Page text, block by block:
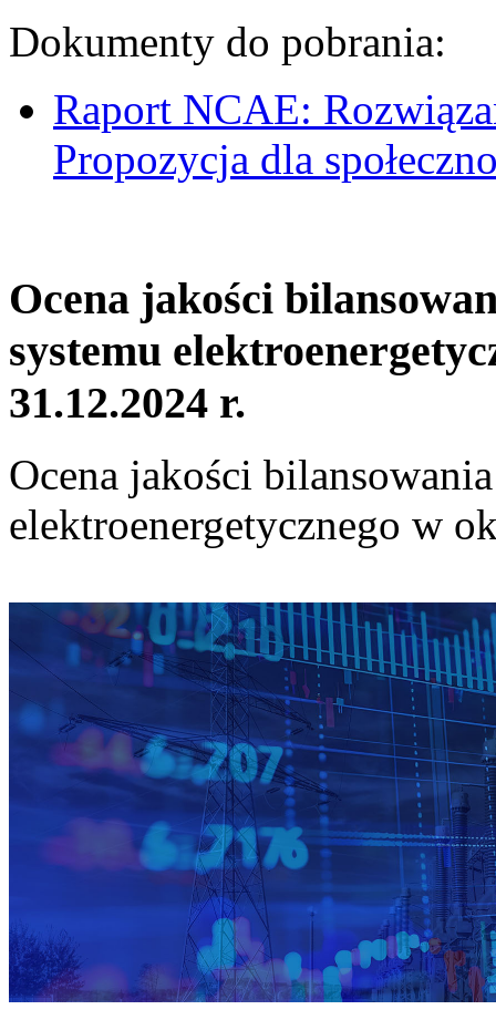
Dokumenty do pobrania:
Raport NCAE:
Propozycja dla
Ocena jakości
systemu
31.12.2024 r.
Ocena jakości
elektroenergetycznego w